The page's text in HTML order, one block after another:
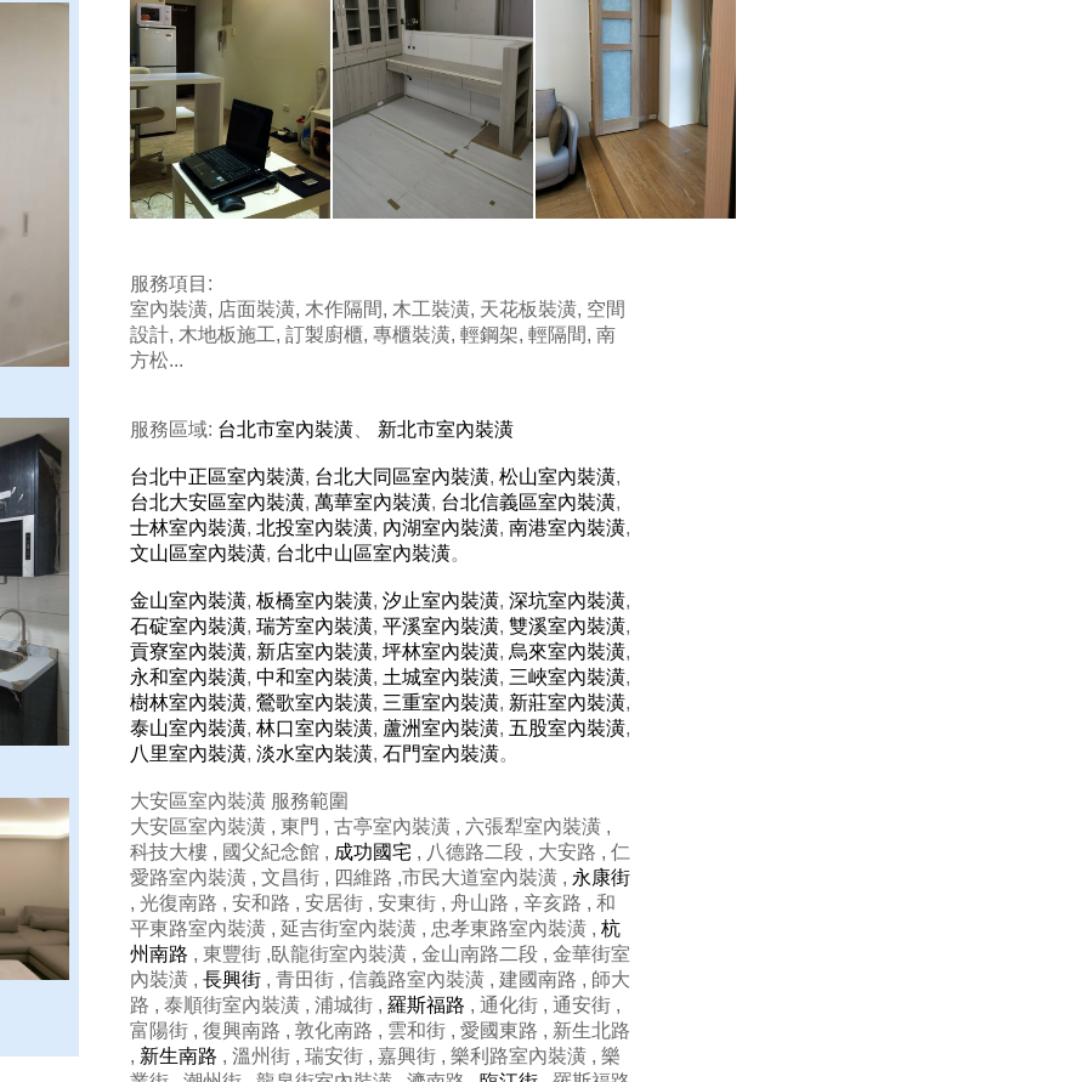
服務項目:
室內裝潢, 店面裝潢, 木作隔間, 木工裝潢, 天花板裝潢, 空間
設計, 木地板施工, 訂製廚櫃, 專櫃裝潢, 輕鋼架, 輕隔間, 南
方松...
服務區域: 台北市室內裝潢 新北市室內裝潢
台北中正區室內裝潢, 台北大同區室內裝潢, 松山室內裝潢,
台北大安區室內裝潢, 萬華室內裝潢, 台北信義區室內裝潢,
士林室內裝潢, 北投室內裝潢, 內湖室內裝潢, 南港室內裝潢,
文山區室內裝潢, 台北中山區室內裝潢。
金山室內裝潢, 板橋室內裝潢, 汐止室內裝潢, 深坑室內裝潢,
石碇室內裝潢, 瑞芳室內裝潢, 平溪室內裝潢, 雙溪室內裝潢,
貢寮室內裝潢, 新店室內裝潢, 坪林室內裝潢, 烏來室內裝潢,
永和室內裝潢, 中和室內裝潢, 土城室內裝潢, 三峽室內裝潢,
樹林室內裝潢, 鶯歌室內裝潢, 三重室內裝潢, 新莊室內裝潢,
泰山室內裝潢, 林口室內裝潢, 蘆洲室內裝潢, 五股室內裝潢,
八里室內裝潢, 淡水室內裝潢, 石門室內裝潢。
大安區室內裝潢 服務範圍
大安區室內裝潢 , 東門 , 古亭室內裝潢 , 六張犁室內裝潢 ,
科技大樓 , 國父紀念館 , 成功國宅 , 八德路二段 , 大安路 , 仁
愛路室內裝潢 , 文昌街 , 四維路 ,市民大道室內裝潢 , 永康街
, 光復南路 , 安和路 , 安居街 , 安東街 , 舟山路 , 辛亥路 , 和
平東路室內裝潢 , 延吉街室內裝潢 , 忠孝東路室內裝潢 , 杭
州南路 , 東豐街 ,臥龍街室內裝潢 , 金山南路二段 , 金華街室
內裝潢 , 長興街 , 青田街 , 信義路室內裝潢 , 建國南路 , 師大
路 , 泰順街室內裝潢 , 浦城街 , 羅斯福路 , 通化街 , 通安街 ,
富陽街 , 復興南路 , 敦化南路 , 雲和街 , 愛國東路 , 新生北路
, 新生南路 , 溫州街 , 瑞安街 , 嘉興街 , 樂利路室內裝潢 , 樂